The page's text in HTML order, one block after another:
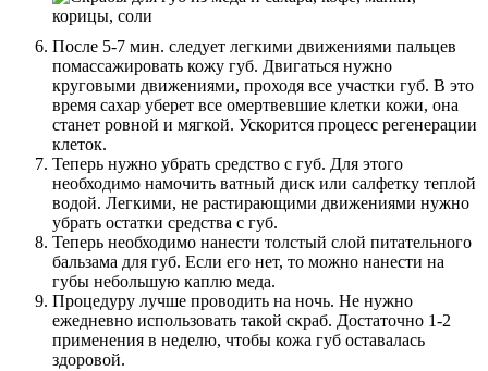
После 5-7 мин. следует легкими движениями пальцев
помассажировать кожу губ. Двигаться нужно
круговыми движениями, проходя все участки губ. В это
время сахар уберет все омертвевшие клетки кожи, она
станет ровной и мягкой. Ускорится процесс регенерации
клеток.
Теперь нужно убрать средство с губ. Для этого
необходимо намочить ватный диск или салфетку теплой
водой. Легкими, не растирающими движениями нужно
убрать остатки средства с губ.
Теперь необходимо нанести толстый слой питательного
бальзама для губ. Если его нет, то можно нанести на
губы небольшую каплю меда.
Процедуру лучше проводить на ночь. Не нужно
ежедневно использовать такой скраб. Достаточно 1-2
применения в неделю, чтобы кожа губ оставалась
здоровой.